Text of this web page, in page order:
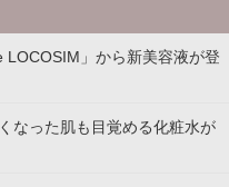
」から新美容液が登
なった肌も目覚める化粧水が